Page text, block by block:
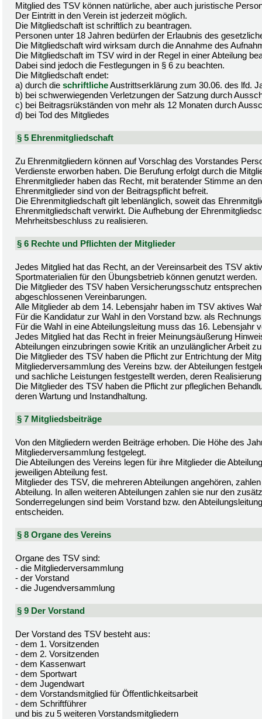
Mitglied des TSV können natürliche, aber auch juristische
Der Eintritt in den Verein ist jederzeit möglich.
Die Mitgliedschaft ist schriftlich zu beantragen.
Personen unter 18 Jahren bedürfen der Erlaubnis des
Die Mitgliedschaft wird wirksam durch die Annahme des
Die Mitgliedschaft im TSV wird in der Regel in einer Abteilung
Dabei sind jedoch die Festlegungen in § 6 zu beachten.
Die Mitgliedschaft endet:
a) durch die schriftlicheAustrittserklärung zum 30.06. des lfd.
b) bei schwerwiegenden Verletzungen der Satzung durch
c) bei Beitragsrükständen von mehr als 12 Monaten durch
d) bei Tod des Mitgliedes
§ 5 Ehrenmitgliedschaft
Zu Ehrenmitgliedern können auf Vorschlag des Vorstandes
Verdienste erworben haben. Die Berufung erfolgt durch die
Ehrenmitglieder haben das Recht, mit beratender Stimme an
Ehrenmitglieder sind von der Beitragspflicht befreit.
Die Ehrenmitgliedschaft gilt lebenlänglich, soweit das
Ehrenmitgliedschaft verwirkt. Die Aufhebung der
Mehrheitsbeschluss zu realisieren.
§ 6 Rechte und Pflichten der Mitglieder
Jedes Mitglied hat das Recht, an der Vereinsarbeit des TSV
Sportmaterialien für den Übungsbetrieb können genutzt werden.
Die Mitglieder des TSV haben Versicherungsschutz
abgeschlossenen Vereinbarungen.
Alle Mitglieder ab dem 14. Lebensjahr haben im TSV aktives
Für die Kandidatur zur Wahl in den Vorstand bzw. als
Für die Wahl in eine Abteilungsleitung muss das 16. Lebensjahr
Jedes Mitglied hat das Recht in freier Meinungsäußerung
Abteilungen einzubringen sowie Kritik an unzulänglicher Arbeit
Die Mitglieder des TSV haben die Pflicht zur Entrichtung der
Mitgliederversammlung des Vereins bzw. der Abteilungen
und sachliche Leistungen festgestellt werden, deren
Die Mitglieder des TSV haben die Pflicht zur pfleglichen
deren Wartung und Instandhaltung.
§ 7 Mitgliedsbeiträge
Von den Mitgliedern werden Beiträge erhoben. Die Höhe des
Mitgliederversammlung festgelegt.
Die Abteilungen des Vereins legen für ihre Mitglieder die
jeweiligen Abteilung fest.
Mitglieder des TSV, die mehreren Abteilungen angehören,
Abteilung. In allen weiteren Abteilungen zahlen sie nur den
Sonderregelungen sind beim Vorstand bzw. den
entscheiden.
§ 8 Organe des Vereins
Organe des TSV sind:
- die Mitgliederversammlung
- der Vorstand
- die Jugendversammlung
§ 9 Der Vorstand
Der Vorstand des TSV besteht aus:
- dem 1. Vorsitzenden
- dem 2. Vorsitzenden
- dem Kassenwart
- dem Sportwart
- dem Jugendwart
- dem Vorstandsmitglied für Öffentlichkeitsarbeit
- dem Schriftführer
und bis zu 5 weiteren Vorstandsmitgliedern